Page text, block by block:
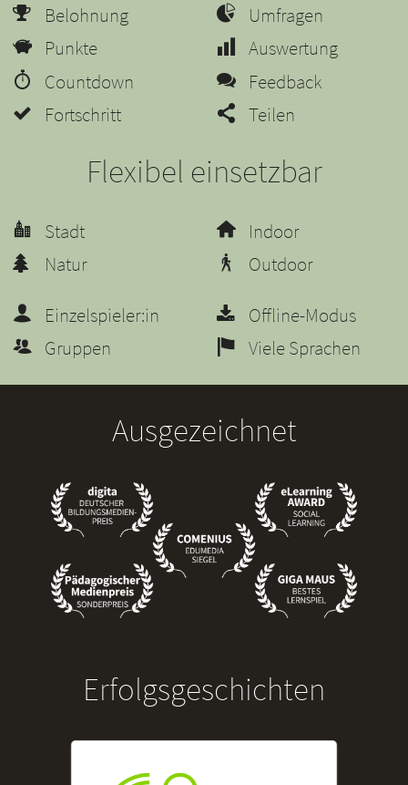
Belohnung
Punkte
Countdown
Fortschritt
Umfragen
Auswertung
Feedback
Teilen
Flexibel einsetzbar
Stadt
Natur
Indoor
Outdoor
Einzelspieler:in
Gruppen
Offline-Modus
Viele Sprachen
Ausgezeichnet
Erfolgsgeschichten